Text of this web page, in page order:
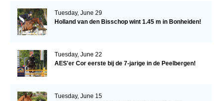
Tuesday, June 29
Holland van den Bisschop wint 1.45 m in Bonheiden!
Tuesday, June 22
AES'er Cor eerste bij de 7-jarige in de Peelbergen!
Tuesday, June 15